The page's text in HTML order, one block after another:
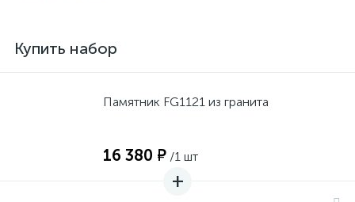
Купить набор
Памятник FG1121 из гранита
16 380 ₽ /1 шт